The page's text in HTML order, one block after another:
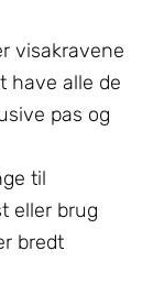
visakravene
have alle de
pas og
til
eller brug
bredt